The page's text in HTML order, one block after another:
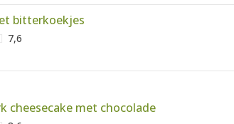
bitterkoekjes
7,6
cheesecake met chocolade